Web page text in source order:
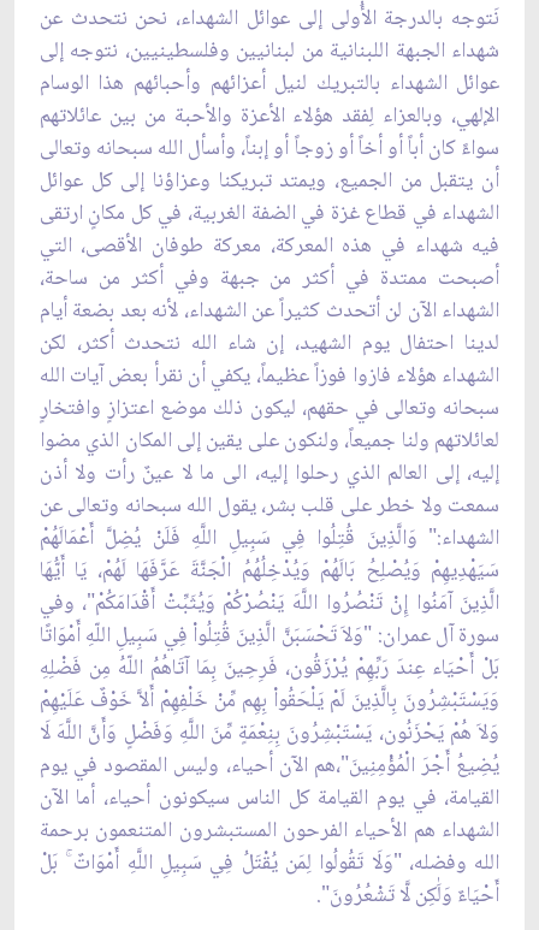
نَتوجه بالدرجة الأُولى إلى عوائل الشهداء، نحن نتحدث عن
شهداء الجبهة اللبنانية من لبنانيين وفلسطينيين، نتوجه إلى
عوائل الشهداء بالتبريك لنيل أعزائهم وأحبائهم هذا الوسام
الإلهي، وبالعزاء لِفقد هؤلاء الأعزة والأحبة من بين عائلاتهم
سواءً كان أباً أو أخاً أو زوجاً أو إبناً، وأسأل الله سبحانه وتعالى
أن يتقبل من الجميع، ويمتد تبريكنا وعزاؤنا إلى كل عوائل
الشهداء في قطاع غزة في الضفة الغربية، في كل مكانٍ ارتقى
فيه شهداء في هذه المعركة، معركة طوفان الأقصى، التي
أصبحت ممتدة في أكثر من جبهة وفي أكثر من ساحة،
الشهداء الآن لن أتحدث كثيراً عن الشهداء، لأنه بعد بضعة أيام
لدينا احتفال يوم الشهيد، إن شاء الله نتحدث أكثر، لكن
الشهداء هؤلاء فازوا فوزاً عظيماً، يكفي أن نقرأ بعض آيات الله
سبحانه وتعالى في حقهم، ليكون ذلك موضع اعتزازٍ وافتخارٍ
لعائلاتهم ولنا جميعاً، ولنكون على يقين إلى المكان الذي مضوا
إليه، إلى العالم الذي رحلوا إليه، الى ما لا عينٌ رأت ولا أذن
سمعت ولا خطر على قلب بشر، يقول الله سبحانه وتعالى عن
الشهداء:" وَالَّذِينَ قُتِلُوا فِي سَبِيلِ اللَّهِ فَلَنْ يُضِلَّ أَعْمَالَهُمْ
سَيَهْدِيهِمْ وَيُصْلِحُ بَالَهُمْ وَيُدْخِلُهُمُ الْجَنَّةَ عَرَّفَهَا لَهُمْ، يَا أَيُّهَا
الَّذِينَ آمَنُوا إِنْ تَنْصُرُوا اللَّهَ يَنْصُرْكُمْ وَيُثَبِّتْ أَقْدَامَكُمْ"، وفي
سورة آل عمران: "وَلاَ تَحْسَبَنَّ الَّذِينَ قُتِلُواْ فِي سَبِيلِ اللّهِ أَمْوَاتًا
بَلْ أَحْيَاء عِندَ رَبِّهِمْ يُرْزَقُون، فَرِحِينَ بِمَا آتَاهُمُ اللّهُ مِن فَضْلِهِ
وَيَسْتَبْشِرُونَ بِالَّذِينَ لَمْ يَلْحَقُواْ بِهِم مِّنْ خَلْفِهِمْ أَلاَّ خَوْفٌ عَلَيْهِمْ
وَلاَ هُمْ يَحْزَنُون، يَسْتَبْشِرُونَ بِنِعْمَةٍ مِّنَ اللَّهِ وَفَضْلٍ وَأَنَّ اللَّهَ لَا
يُضِيعُ أَجْرَ الْمُؤْمِنِينَ"،هم الآن أحياء، وليس المقصود في يوم
القيامة، في يوم القيامة كل الناس سيكونون أحياء، أما الآن
الشهداء هم الأحياء الفرحون المستبشرون المتنعمون برحمة
الله وفضله، "وَلَا تَقُولُوا لِمَن يُقْتَلُ فِي سَبِيلِ اللَّهِ أَمْوَاتٌ ۚ بَلْ
أَحْيَاءٌ وَلَٰكِن لَّا تَشْعُرُونَ".